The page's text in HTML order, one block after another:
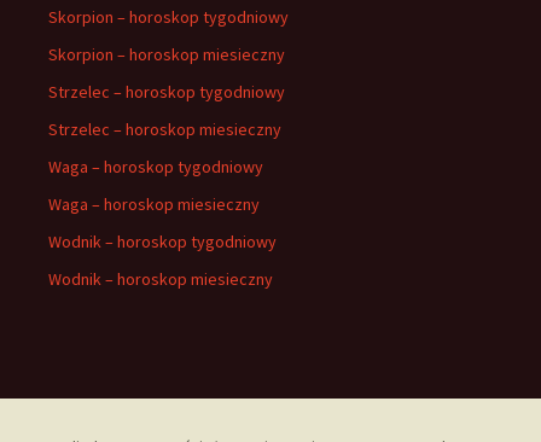
Skorpion – horoskop tygodniowy
Skorpion – horoskop miesieczny
Strzelec – horoskop tygodniowy
Strzelec – horoskop miesieczny
Waga – horoskop tygodniowy
Waga – horoskop miesieczny
Wodnik – horoskop tygodniowy
Wodnik – horoskop miesieczny